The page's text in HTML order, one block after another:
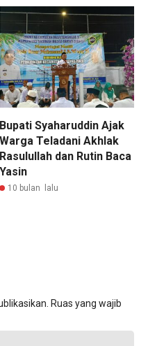
Bupati Syaharuddin Ajak
Warga Teladani Akhlak
Rasulullah dan Rutin Baca
Yasin
10 bulan lalu
Ruas yang wajib